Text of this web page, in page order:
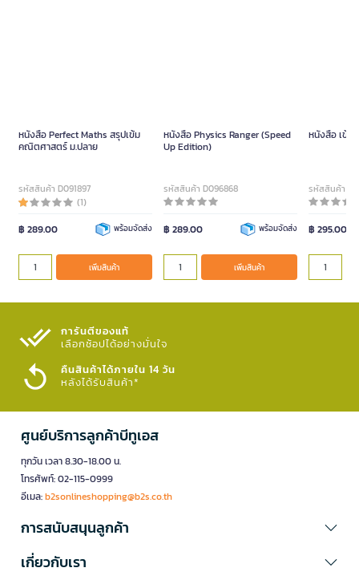
หนังสือ Perfect Maths สรุปเข้ม
คณิตศาสตร์ ม.ปลาย
รหัสสินค้า D091897
(1)
฿ 289.00
พร้อมจัดส่ง
เพิ่มสินค้า
หนังสือ Physics Ranger (Speed
Up Edition)
รหัสสินค้า D096868
฿ 289.00 พร้อมจัดส่ง
เพิ่มสินค้า
หนังสือ เข้า
รหัสสินค้า
฿ 295.00
การันตีของแท้
เลือกช้อปได้อย่างมั่นใจ​
คืนสินค้าได้ภายใน 14 วัน
หลังได้รับสินค้า*
ศูนย์บริการลูกค้าบีทูเอส
ทุกวัน เวลา 8.30-18.00 น.
โทรศัพท์: 02-115-0999
อีเมล:b2sonlineshopping@b2s.co.th
การสนับสนุนลูกค้า
เกี่ยวกับเรา